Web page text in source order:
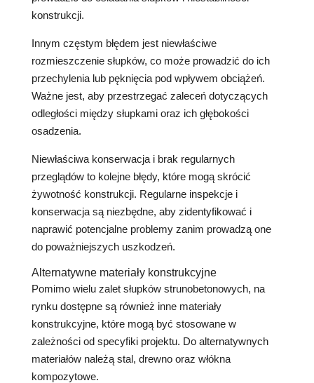
konstrukcji.
Innym częstym błędem jest niewłaściwe
rozmieszczenie słupków, co może prowadzić do ich
przechylenia lub pęknięcia pod wpływem obciążeń.
Ważne jest, aby przestrzegać zaleceń dotyczących
odległości między słupkami oraz ich głębokości
osadzenia.
Niewłaściwa konserwacja i brak regularnych
przeglądów to kolejne błędy, które mogą skrócić
żywotność konstrukcji. Regularne inspekcje i
konserwacja są niezbędne, aby zidentyfikować i
naprawić potencjalne problemy zanim prowadzą one
do poważniejszych uszkodzeń.
Alternatywne materiały konstrukcyjne
Pomimo wielu zalet słupków strunobetonowych, na
rynku dostępne są również inne materiały
konstrukcyjne, które mogą być stosowane w
zależności od specyfiki projektu. Do alternatywnych
materiałów należą stal, drewno oraz włókna
kompozytowe.